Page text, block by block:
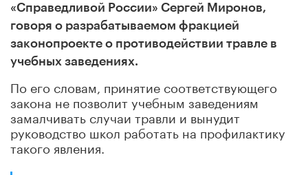
«Справедливой России» Сергей Миронов,
говоря о разрабатываемом фракцией
законопроекте о противодействии травле в
учебных заведениях.
По его словам, принятие соответствующего
закона не позволит учебным заведениям
замалчивать случаи травли и вынудит
руководство школ работать на профилактику
такого явления.